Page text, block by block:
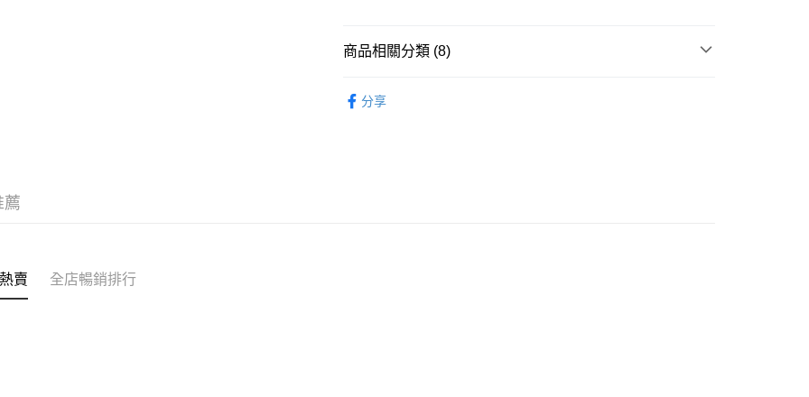
付款後順豐合作便利店
送貨上門免運優惠
商品相關分類 (8)
分享
薦
賣 全店暢銷排行